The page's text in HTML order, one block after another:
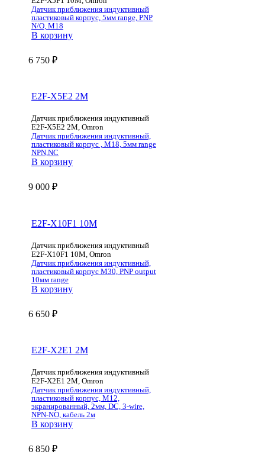
Датчик приближения индуктивный
пластиковый корпус, 5мм range, PNP
N/O, M18
В корзину
6 750 ₽
E2F-X5E2 2M
Датчик приближения индуктивный
E2F-X5E2 2M, Omron
Датчик приближения индуктивный,
пластиковый корпус , M18, 5мм range
NPN,NC
В корзину
9 000 ₽
E2F-X10F1 10M
Датчик приближения индуктивный
E2F-X10F1 10M, Omron
Датчик приближения индуктивный,
пластиковый корпус M30, PNP output
10мм range
В корзину
6 650 ₽
E2F-X2E1 2M
Датчик приближения индуктивный
E2F-X2E1 2M, Omron
Датчик приближения индуктивный,
пластиковый корпус, M12,
экранированный, 2мм, DC, 3-wire,
NPN-NO, кабель 2м
В корзину
6 850 ₽